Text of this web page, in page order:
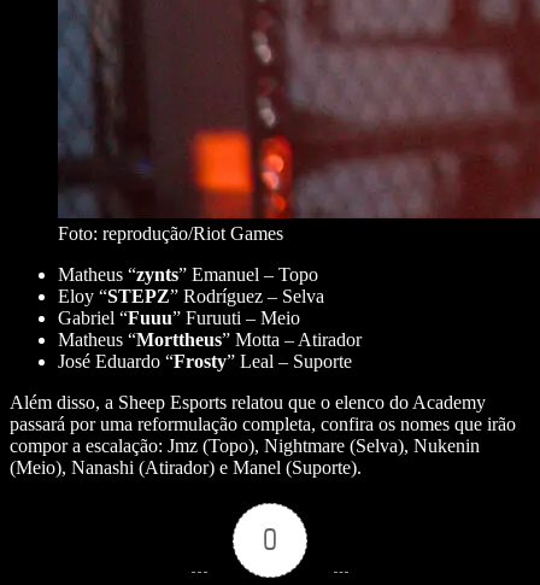
Foto: reprodução/Riot Games
Matheus “zynts” Emanuel – Topo
Eloy “STEPZ” Rodríguez – Selva
Gabriel “Fuuu” Furuuti – Meio
Matheus “Morttheus” Motta – Atirador
José Eduardo “Frosty” Leal – Suporte
Além disso, a Sheep Esports relatou que o elenco do Academy
passará por uma reformulação completa, confira os nomes que irão
compor a escalação: Jmz (Topo), Nightmare (Selva), Nukenin
(Meio), Nanashi (Atirador) e Manel (Suporte).
0